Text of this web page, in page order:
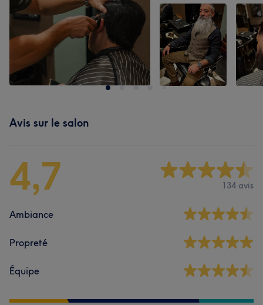
Avis sur le salon
4,7 134 avis
Ambiance
Propreté
Équipe